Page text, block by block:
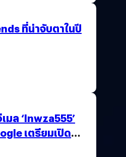
ที่น่าจับตาในปี
มล ‘lnwza555’
เตรียมเปิด